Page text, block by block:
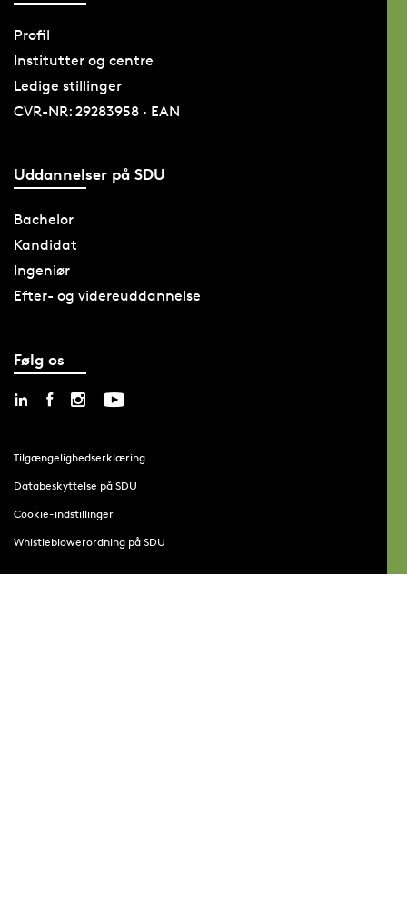
Profil
Institutter og centre
Ledige stillinger
CVR-NR: 29283958 · EAN
Uddannelser på SDU
Bachelor
Kandidat
Ingeniør
Efter- og videreuddannelse
Følg os
Tilgængelighedserklæring
Databeskyttelse på SDU
Cookie-indstillinger
Whistleblowerordning på SDU